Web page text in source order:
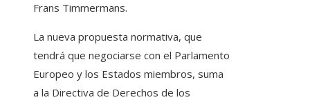
Frans Timmermans.
La nueva propuesta normativa, que
tendrá que negociarse con el Parlamento
Europeo y los Estados miembros, suma
a la Directiva de Derechos de los